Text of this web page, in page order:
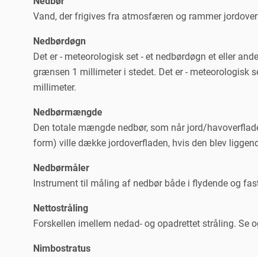
Vand, der frigives fra atmosfæren og rammer
Nedbørdøgn
Det er - meteorologisk set - et nedbørdøgn et eller
grænsen 1 millimeter i stedet. Det er - meteorologisk
millimeter.
Nedbørmængde
Den totale mængde nedbør, som når jord/
form) ville dække jordoverfladen, hvis den blev
Nedbørmåler
Instrument til måling af nedbør både i flydende og
Nettostråling
Forskellen imellem nedad- og opadrettet stråling. Se
Nimbostratus